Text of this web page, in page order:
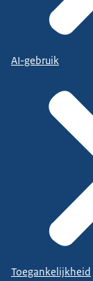
AI-gebruik
Toegankelijkheid